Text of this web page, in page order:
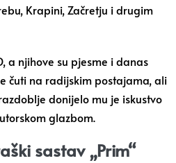
Krapini, Začretju i drugim
a njihove su pjesme i danas
čuti na radijskim postajama, ali
donijelo mu je iskustvo
glazbom.
sastav „Prim“